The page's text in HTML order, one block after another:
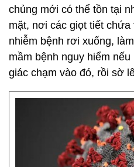
chủng mới có thể tồn tại
mặt, nơi các giọt tiết
nhiễm bệnh rơi xuống,
mầm bệnh nguy hiểm
giác chạm vào đó, rồi sờ